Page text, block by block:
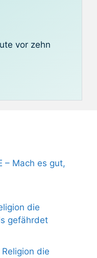
vor zehn
– Mach es gut,
die
gefährdet
die